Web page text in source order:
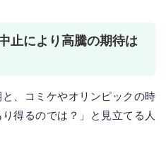
止により高騰の期待は
、コミケやオリンピックの時
得るのでは？」と見立てる人